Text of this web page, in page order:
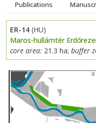
Publications
ER-14 (HU)
Maros-hullámtér
core area: 21.3 ha; buffer